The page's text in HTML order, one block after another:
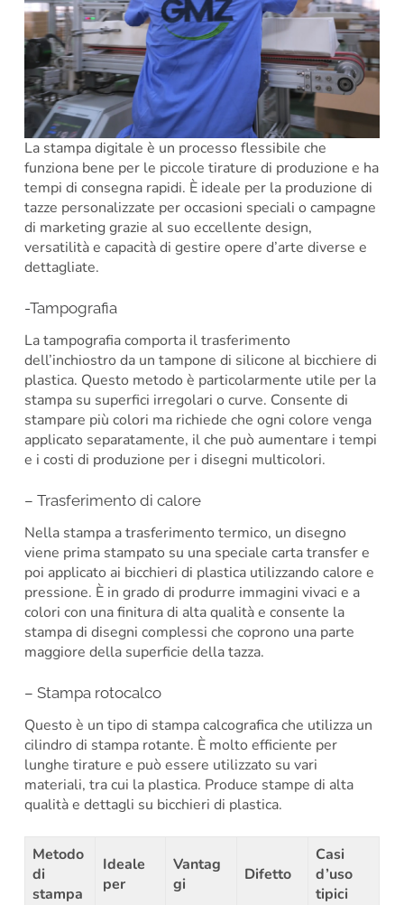
La stampa digitale è un processo flessibile che
funziona bene per le piccole tirature di produzione e ha
tempi di consegna rapidi. È ideale per la produzione di
tazze personalizzate per occasioni speciali o campagne
di marketing grazie al suo eccellente design,
versatilità e capacità di gestire opere d’arte diverse e
dettagliate.
-Tampografia
La tampografia comporta il trasferimento
dell’inchiostro da un tampone di silicone al bicchiere di
plastica. Questo metodo è particolarmente utile per la
stampa su superfici irregolari o curve. Consente di
stampare più colori ma richiede che ogni colore venga
applicato separatamente, il che può aumentare i tempi
e i costi di produzione per i disegni multicolori.
– Trasferimento di calore
Nella stampa a trasferimento termico, un disegno
viene prima stampato su una speciale carta transfer e
poi applicato ai bicchieri di plastica utilizzando calore e
pressione. È in grado di produrre immagini vivaci e a
colori con una finitura di alta qualità e consente la
stampa di disegni complessi che coprono una parte
maggiore della superficie della tazza.
– Stampa rotocalco
Questo è un tipo di stampa calcografica che utilizza un
cilindro di stampa rotante. È molto efficiente per
lunghe tirature e può essere utilizzato su vari
materiali, tra cui la plastica. Produce stampe di alta
qualità e dettagli su bicchieri di plastica.
Metodo
di
stampa
Ideale
per
Vantag
gi
Difetto
Casi
d’uso
tipici